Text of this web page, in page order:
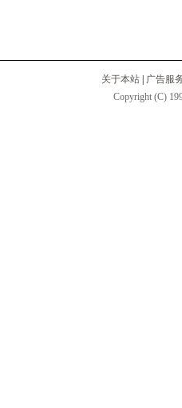
关于本站
广告服
Copyright (C)